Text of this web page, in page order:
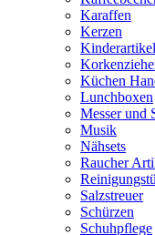
Karaffen
Kerzen
Kinderartikel
Küchen
Lunchboxen
Messer und
Musik
Nähsets
Raucher
Salzstreuer
Schürzen
Schuhpflege